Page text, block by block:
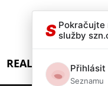
REALITY SHOW
S Pokračujte
služby
Přihlásit
Seznamu